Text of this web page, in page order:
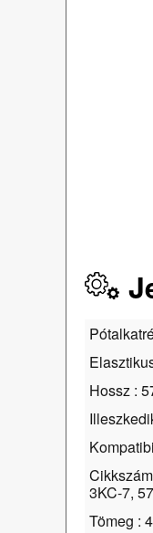
Hossz :
3KC-7,
Tömeg :